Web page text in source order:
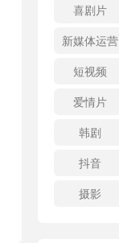
喜剧片
新媒体运营
短视频
爱情片
韩剧
抖音
摄影